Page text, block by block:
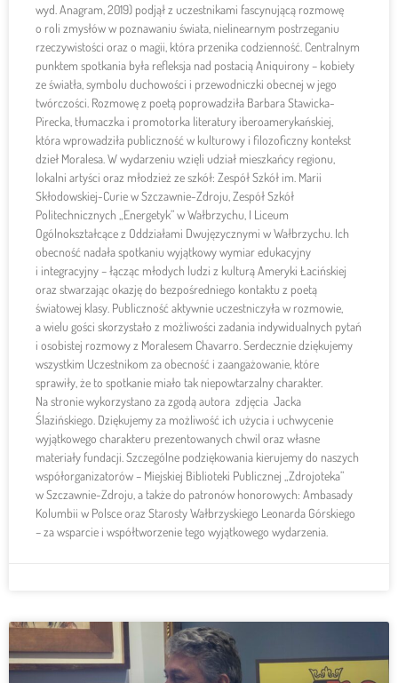
wyd. Anagram, 2019) podjął z uczestnikami fascynującą rozmowę
o roli zmysłów w poznawaniu świata, nielinearnym postrzeganiu
rzeczywistości oraz o magii, która przenika codzienność. Centralnym
punktem spotkania była refleksja nad postacią Aniquirony – kobiety
ze światła, symbolu duchowości i przewodniczki obecnej w jego
twórczości. Rozmowę z poetą poprowadziła Barbara Stawicka-
Pirecka, tłumaczka i promotorka literatury iberoamerykańskiej,
która wprowadziła publiczność w kulturowy i filozoficzny kontekst
dzieł Moralesa. W wydarzeniu wzięli udział mieszkańcy regionu,
lokalni artyści oraz młodzież ze szkół: Zespół Szkół im. Marii
Skłodowskiej-Curie w Szczawnie-Zdroju, Zespół Szkół
Politechnicznych „Energetyk” w Wałbrzychu, I Liceum
Ogólnokształcące z Oddziałami Dwujęzycznymi w Wałbrzychu. Ich
obecność nadała spotkaniu wyjątkowy wymiar edukacyjny
i integracyjny – łącząc młodych ludzi z kulturą Ameryki Łacińskiej
oraz stwarzając okazję do bezpośredniego kontaktu z poetą
światowej klasy. Publiczność aktywnie uczestniczyła w rozmowie,
a wielu gości skorzystało z możliwości zadania indywidualnych pytań
i osobistej rozmowy z Moralesem Chavarro. Serdecznie dziękujemy
wszystkim Uczestnikom za obecność i zaangażowanie, które
sprawiły, że to spotkanie miało tak niepowtarzalny charakter.
Na stronie wykorzystano za zgodą autora zdjęcia Jacka
Ślazińskiego. Dziękujemy za możliwość ich użycia i uchwycenie
wyjątkowego charakteru prezentowanych chwil oraz własne
materiały fundacji. Szczególne podziękowania kierujemy do naszych
współorganizatorów – Miejskiej Biblioteki Publicznej „Zdrojoteka”
w Szczawnie-Zdroju, a także do patronów honorowych: Ambasady
Kolumbii w Polsce oraz Starosty Wałbrzyskiego Leonarda Górskiego
– za wsparcie i współtworzenie tego wyjątkowego wydarzenia.